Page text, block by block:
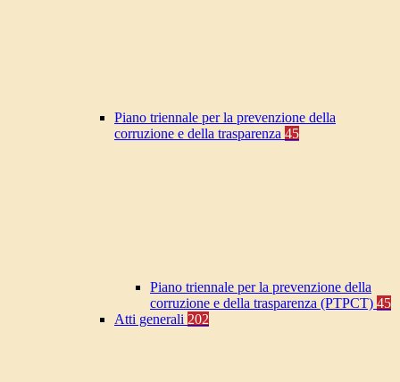
Piano triennale per la prevenzione della
corruzione e della trasparenza 45
Piano triennale per la prevenzione della
corruzione e della trasparenza (PTPCT) 45
Atti generali 202